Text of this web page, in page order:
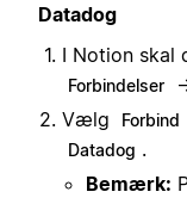
Datadog
I Notion skal
Forbindelser
Vælg
Forbind
Datadog .
Bemærk: